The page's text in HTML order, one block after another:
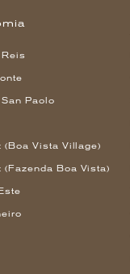
Reis
San Paolo
(Boa Vista Village)
(Fazenda Boa Vista)